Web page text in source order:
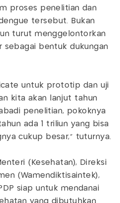
proses penelitian dan
tersebut. Bukan
turut menggelontorkan
sebagai bentuk dukungan
untuk prototip dan uji
kita akan lanjut tahun
penelitian, pokoknya
ada 1 triliun yang bisa
cukup besar," tuturnya.
(Kesehatan), Direksi
(Wamendiktisaintek),
siap untuk mendanai
yang dibutuhkan